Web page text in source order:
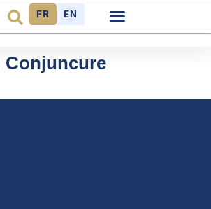
FR EN
Conjuncure